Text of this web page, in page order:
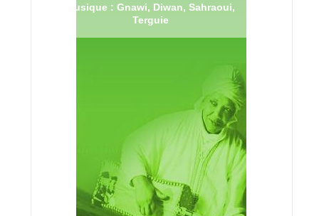
Musique : Gnawi, Diwan, Sahraoui,
Terguie